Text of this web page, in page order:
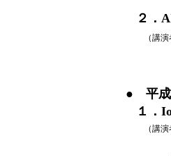
２．
（講
● 平成
１．
（講